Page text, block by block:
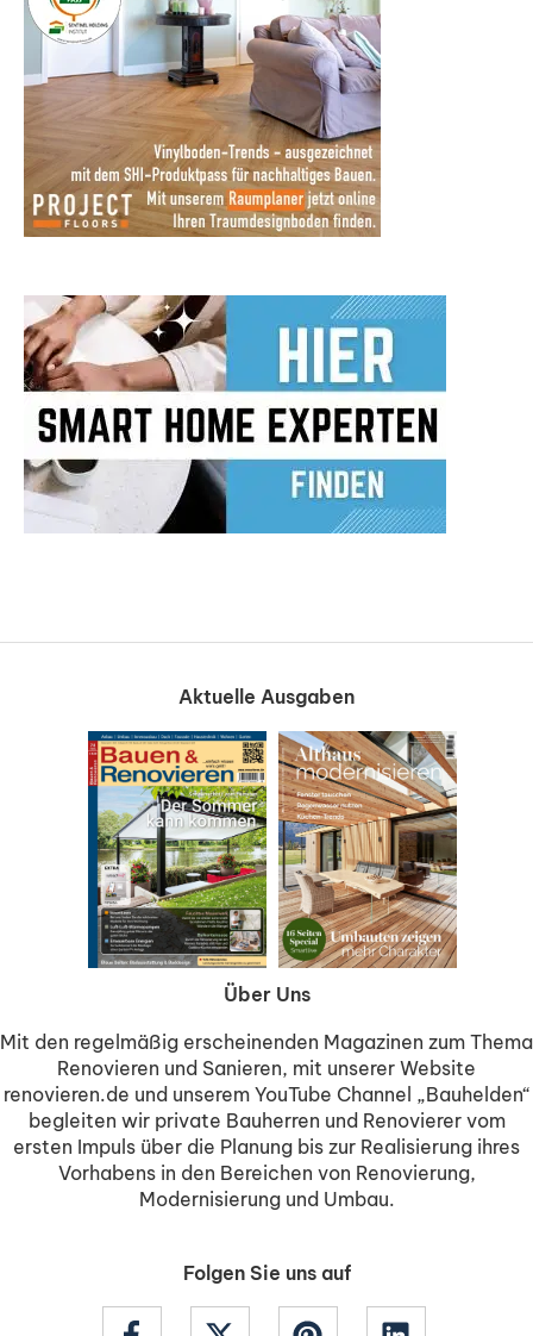
Aktuelle Ausgaben
Über Uns
Mit den regelmäßig erscheinenden Magazinen zum Thema
Renovieren und Sanieren, mit unserer Website
renovieren.de und unserem YouTube Channel „Bauhelden“
begleiten wir private Bauherren und Renovierer vom
ersten Impuls über die Planung bis zur Realisierung ihres
Vorhabens in den Bereichen von Renovierung,
Modernisierung und Umbau.
Folgen Sie uns auf